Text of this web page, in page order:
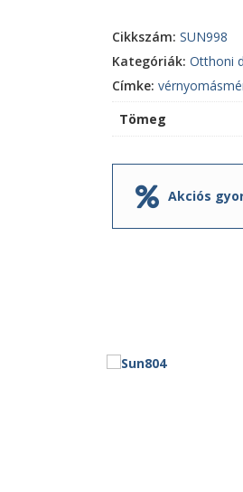
Cikkszám: SUN998
Kategóriák: Otthoni
Címke:
Tömeg
Akciós